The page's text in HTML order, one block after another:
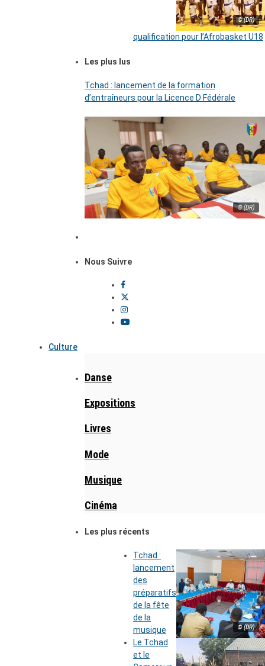
© (DR)
qualification pour l’Afrobasket U18
Les plus lus
Tchad : lancement de la formation
d’entraîneurs pour la Licence D Fédérale
© (DR)
Nous Suivre
Culture
Danse
Expositions
Livres
Mode
Musique
Cinéma
Les plus récents
© (DR)
Tchad :
lancement
des
préparatifs
de la fête
de la
musique
Le Tchad
et le